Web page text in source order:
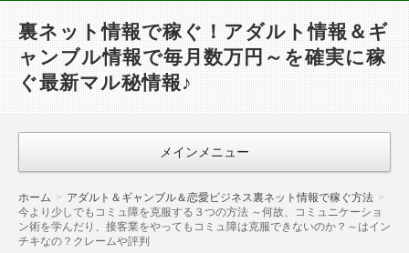
裏ネット情報で稼ぐ！アダルト情報＆ギ
ャンブル情報で毎月数万円～を確実に稼
ぐ最新マル秘情報♪
メインメニュー
ホーム
アダルト＆ギャンブル＆恋愛ビジネス裏ネット情報で稼ぐ方法
今より少しでもコミュ障を克服する３つの方法 ～何故、コミュニケーショ
ン術を学んだり、接客業をやってもコミュ障は克服できないのか？～はイン
チキなの？クレームや評判